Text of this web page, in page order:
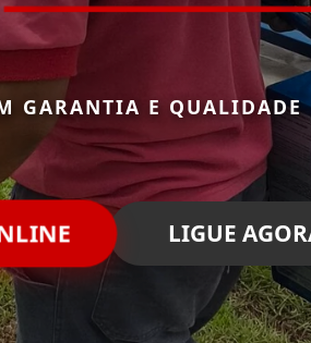
GARANTIA E QUALIDADE
LIGUE